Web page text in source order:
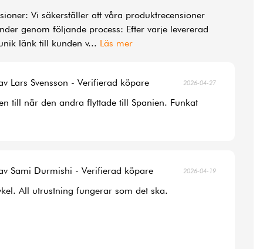
Vi säkerställer att våra produktrecensioner
genom följande process: Efter varje levererad
länk till kunden v... Läs mer
Lars Svensson - Verifierad köpare 2026-04-27
till när den andra flyttade till Spanien. Funkat
Sami Durmishi - Verifierad köpare 2026-04-19
All utrustning fungerar som det ska.